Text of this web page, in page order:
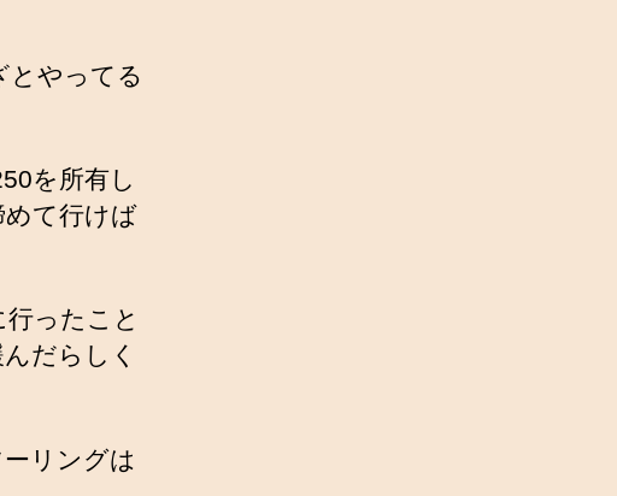
とやってる
を所有し
て行けば
ったこと
だらしく
リングは